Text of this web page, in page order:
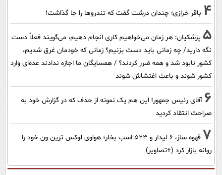
4 باقر خرازی؛ چندان درشت گفت که تندروها را جا گذاشت!
5 پزشکیان: هر زمان می‌خواهیم کاری انجام دهیم، می‌گویند فعلاً دست
نگه دارید/ چه زمانی باید دست بزنیم؟ زمانی که خودمان غرق شدیم،
کشور نابود شد و همه ضرر کردند؟ / همسایگان ما اجازه ندادند عده‌ای وارد
کشور شوند و باعث اغتشاش شوند
6 آقای رئیس جمهور! این هم یک نمونه از حذف که در گزارش خود به
صراحت انتقاد کردید
7
قهوه ساز، 6 لیدار و 523 اسب بخار؛ هواوی لوکس ترین ون خود را
روانه بازار کرد (+تصاویر)